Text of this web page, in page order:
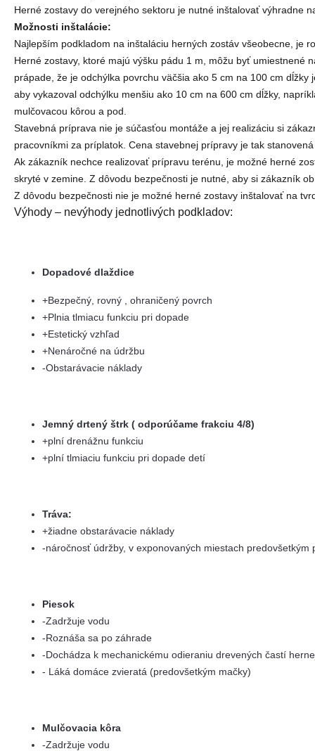
Herné zostavy do verejného sektoru je nutné inštalovať výhradne
Možnosti inštalácie:
Najlepším podkladom na inštaláciu herných zostáv všeobecne, je
Herné zostavy, ktoré majú výšku pádu 1 m, môžu byť
prápade, že je odchýlka povrchu väčšia ako 5 cm na 100 cm
aby vykazoval odchýlku menšiu ako 10 cm na 600 cm dĺžky,
mulčovacou kôrou a pod.
Stavebná príprava nie je súčasťou montáže a jej realizáciu si
pracovníkmi za príplatok. Cena stavebnej prípravy je tak
Ak zákazník nechce realizovať prípravu terénu, je možné herné
skryté v zemine. Z dôvodu bezpečnosti je nutné, aby si zákazník
Z dôvodu bezpečnosti nie je možné herné zostavy inštalovať na
Výhody – nevýhody jednotlivých podkladov:
Dopadové dlaždice
+Bezpečný, rovný , ohraničený povrch
+Plnia tlmiacu funkciu pri dopade
+Estetický vzhľad
+Nenáročné na údržbu
-Obstarávacie náklady
Jemný drtený štrk ( odporúčame frakciu 4/8)
+plní drenážnu funkciu
+plní tlmiaciu funkciu pri dopade detí
Tráva:
+žiadne obstarávacie náklady
-náročnosť údržby, v exponovaných miestach
Piesok
-Zadržuje vodu
-Roznáša sa po záhrade
-Dochádza k mechanickému odieraniu drevených častí
- Láká domáce zvieratá (predovšetkým mačky)
Mulčovacia kôra
-Zadržuje vodu